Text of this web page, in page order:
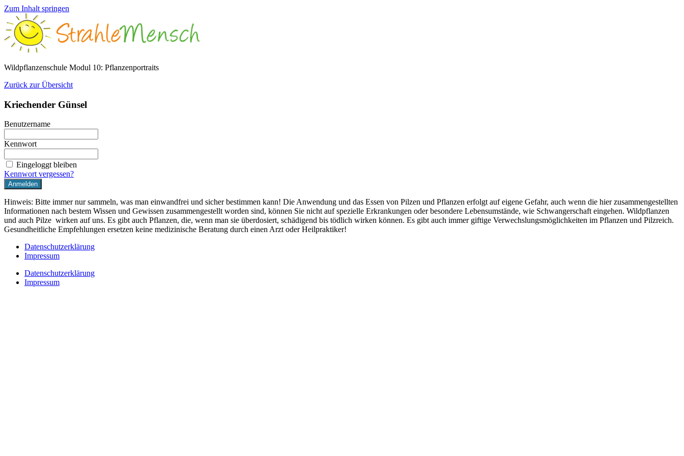
Zum Inhalt springen
Wildpflanzenschule Modul 10: Pflanzenportraits
Zurück zur Übersicht
Kriechender Günsel
Benutzername
Kennwort
Eingeloggt bleiben
Kennwort vergessen?
Hinweis: Bitte immer nur sammeln, was man einwandfrei und sicher bestimmen kann! Die Anwendung und das Essen von Pilzen und Pflanzen erfolgt auf eigene Gefahr, auch wenn die hier zusammengestellten
Informationen nach bestem Wissen und Gewissen zusammengestellt worden sind, können Sie nicht auf spezielle Erkrankungen oder besondere Lebensumstände, wie Schwangerschaft eingehen. Wildpflanzen
und auch Pilze wirken auf uns. Es gibt auch Pflanzen, die, wenn man sie überdosiert, schädigend bis tödlich wirken können. Es gibt auch immer giftige Verwechslungsmöglichkeiten im Pflanzen und Pilzreich.
Gesundheitliche Empfehlungen ersetzen keine medizinische Beratung durch einen Arzt oder Heilpraktiker!
Datenschutzerklärung
Impressum
Datenschutzerklärung
Impressum